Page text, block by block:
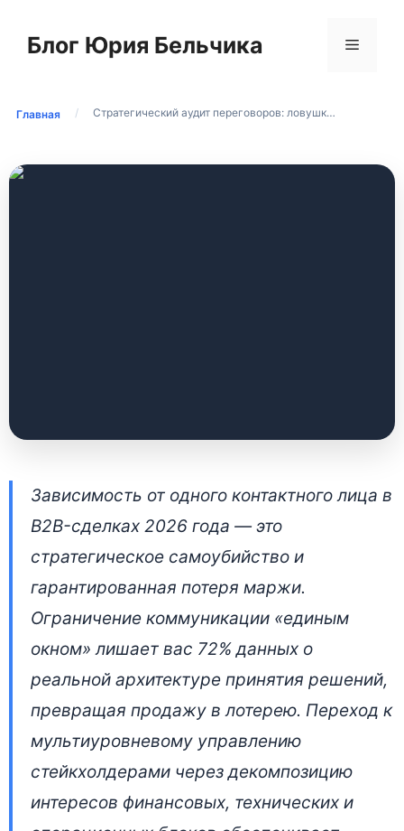
содержимому
Блог Юрия Бельчика Меню
Главная / Стратегический аудит переговоров: ловушк…
Стратегический
аудит переговоров:
ловушка единого
окна
26 апреля 2026 • 👁 7 148 прочтений
Зависимость от одного контактного лица в
B2B-сделках 2026 года — это
стратегическое самоубийство и
гарантированная потеря маржи.
Ограничение коммуникации «единым
окном» лишает вас 72% данных о
реальной архитектуре принятия решений,
превращая продажу в лотерею. Переход к
мультиуровневому управлению
стейкхолдерами через декомпозицию
интересов финансовых, технических и